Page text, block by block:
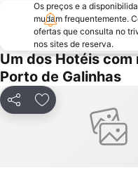
XXIX Seminário Nacional de Grandes Barragens - SNBG
30th IASP World Conference on Science and Technology
Capela da Jaqueira - Nossa Senhora da Conceição das
Os preços e a
mudam frequentemente.
ofertas que consulta no
nos sites de reserva.
Um dos Hotéis
Porto de Galinhas
PartilharAdicionar aos